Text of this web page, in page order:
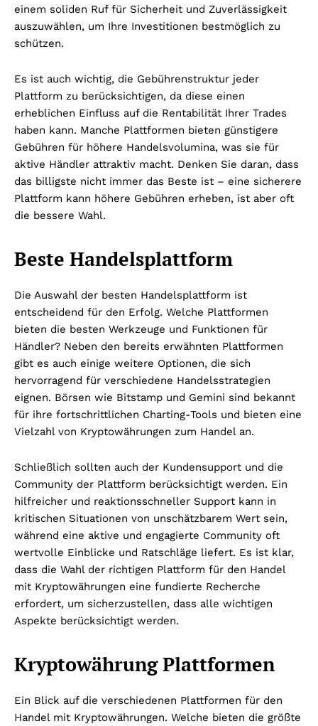
einem soliden Ruf für Sicherheit und Zuverlässigkeit
auszuwählen, um Ihre Investitionen bestmöglich zu
schützen.
Es ist auch wichtig, die Gebührenstruktur jeder
Plattform zu berücksichtigen, da diese einen
erheblichen Einfluss auf die Rentabilität Ihrer Trades
haben kann. Manche Plattformen bieten günstigere
Gebühren für höhere Handelsvolumina, was sie für
aktive Händler attraktiv macht. Denken Sie daran, dass
das billigste nicht immer das Beste ist – eine sicherere
Plattform kann höhere Gebühren erheben, ist aber oft
die bessere Wahl.
Beste Handelsplattform
Die Auswahl der besten Handelsplattform ist
entscheidend für den Erfolg. Welche Plattformen
bieten die besten Werkzeuge und Funktionen für
Händler? Neben den bereits erwähnten Plattformen
gibt es auch einige weitere Optionen, die sich
hervorragend für verschiedene Handelsstrategien
eignen. Börsen wie Bitstamp und Gemini sind bekannt
für ihre fortschrittlichen Charting-Tools und bieten eine
Vielzahl von Kryptowährungen zum Handel an.
Schließlich sollten auch der Kundensupport und die
Community der Plattform berücksichtigt werden. Ein
hilfreicher und reaktionsschneller Support kann in
kritischen Situationen von unschätzbarem Wert sein,
während eine aktive und engagierte Community oft
wertvolle Einblicke und Ratschläge liefert. Es ist klar,
dass die Wahl der richtigen Plattform für den Handel
mit Kryptowährungen eine fundierte Recherche
erfordert, um sicherzustellen, dass alle wichtigen
Aspekte berücksichtigt werden.
Kryptowährung Plattformen
Ein Blick auf die verschiedenen Plattformen für den
Handel mit Kryptowährungen. Welche bieten die größte